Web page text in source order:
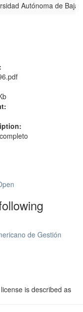
Autónoma de Baja
de Gestión
is described as